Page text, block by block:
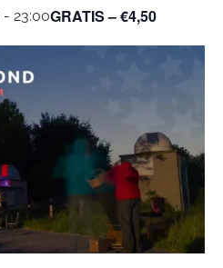
- 23:00GRATIS – €4,50